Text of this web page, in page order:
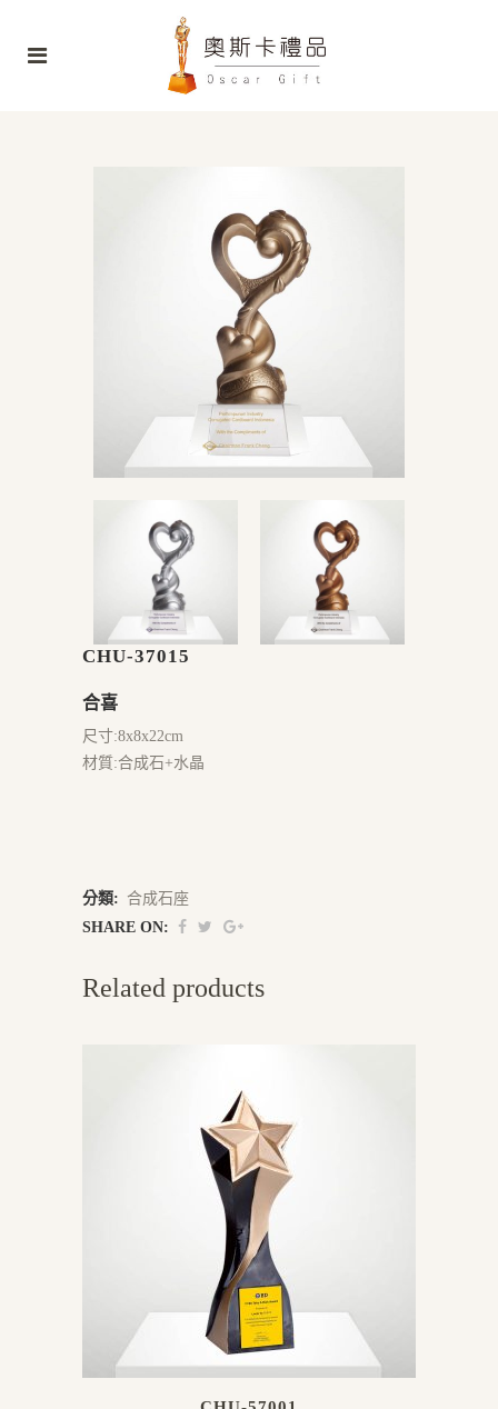
CHU-37015
合喜
尺寸:8x8x22cm
材質:合成石+水晶
分類: 合成石座
SHARE ON:
Related products